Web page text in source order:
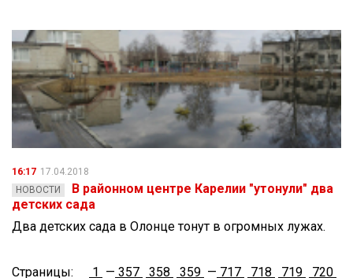
16:17 17.04.2018
НОВОСТИ
В районном центре Карелии "утонули" два
детских сада
Два детских сада в Олонце тонут в огромных лужах.
Страницы: 1 — 357 358 359 — 717 718 719
720